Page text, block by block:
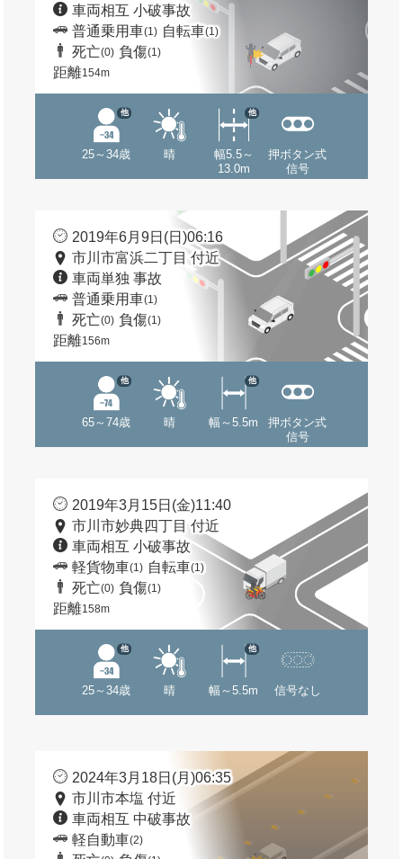
車両相互 小破事故
普通乗用車(1) 自転車(1)
死亡(0) 負傷(1)
距離154m
25～34歳
他
晴
幅5.5～
13.0m
他
押ボタン式
信号
2019年6月9日(日)06:16
市川市富浜二丁目 付近
車両単独 事故
普通乗用車(1)
死亡(0) 負傷(1)
距離156m
65～74歳
他
晴 幅～5.5m
他
押ボタン式
信号
2019年3月15日(金)11:40
市川市妙典四丁目 付近
車両相互 小破事故
軽貨物車(1) 自転車(1)
死亡(0) 負傷(1)
距離158m
25～34歳
他
晴 幅～5.5m
他
信号なし
2024年3月18日(月)06:35
市川市本塩 付近
車両相互 中破事故
軽自動車(2)